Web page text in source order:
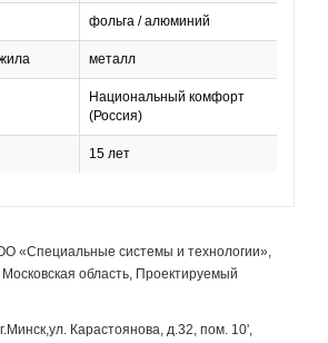
фольга / алюминий
металл
Национальный комфорт
(Россия)
15 лет
«Специальные системы и технологии»,
область, Проектируемый
Карастоянова, д.32, пом. 10',